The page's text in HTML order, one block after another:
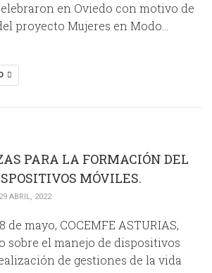
en Oviedo con motivo de
proyecto Mujeres en Modo…
PARA LA FORMACIÓN DEL
MÓVILES.
ABRIL, 2022
de mayo, COCEMFE ASTURIAS,
sobre el manejo de dispositivos
de gestiones de la vida